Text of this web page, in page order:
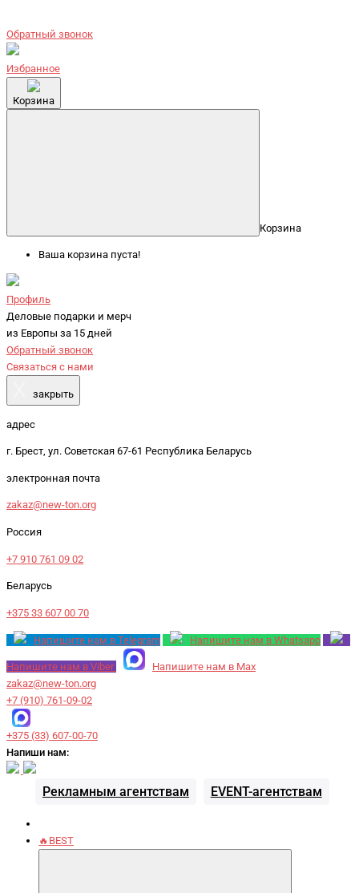
Обратный звонок
Избранное
Корзина
Корзина
Ваша корзина пуста!
Профиль
Деловые подарки и мерч
из Европы за 15 дней
Обратный звонок
Связаться с нами
закрыть
адрес
г. Брест, ул. Советская 67-61 Республика Беларусь
электронная почта
zakaz@new-ton.org
Россия
+7 910 761 09 02
Беларусь
+375 33 607 00 70
Напишите нам в Telegram Напишите нам в Whatsapp
Напишите нам в Viber
Напишите нам в Max
zakaz@new-ton.org
+7 (910) 761-09-02
+375 (33) 607-00-70
Напиши нам:
Рекламным агентствам EVENT-агентствам
🔥BEST